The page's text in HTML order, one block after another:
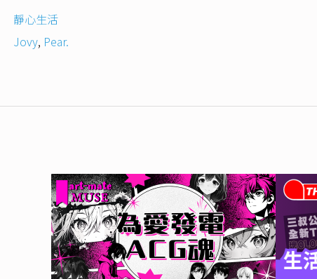
靜心生活
Jovy, Pear.